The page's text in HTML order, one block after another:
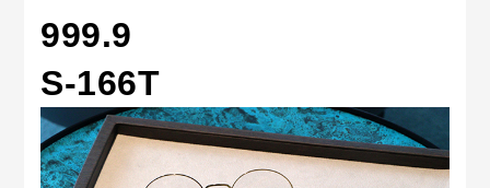
999.9
S-166T